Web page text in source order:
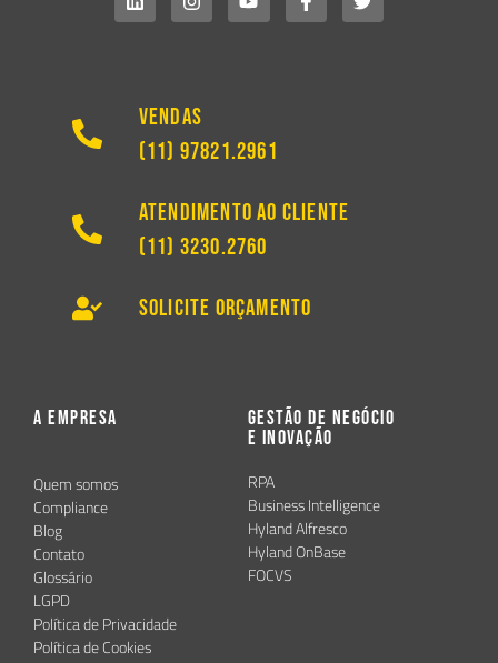
Vendas
(11) 97821.2961
Atendimento ao Cliente
(11) 3230.2760
Solicite Orçamento
A Empresa
Quem somos
Compliance
Blog
Contato
Glossário
LGPD
Política de Privacidade
Política de Cookies
Gestão de Negócio
e Inovação
RPA
Business Intelligence
Hyland Alfresco
Hyland OnBase
FOCVS